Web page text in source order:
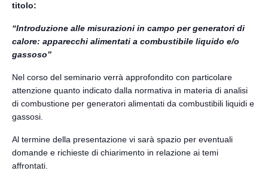
titolo:
“Introduzione alle misurazioni in campo per generatori di
calore: apparecchi alimentati a combustibile liquido e/o
gassoso”
Nel corso del seminario verrà approfondito con particolare
attenzione quanto indicato dalla normativa in materia di analisi
di combustione per generatori alimentati da combustibili liquidi e
gassosi.
Al termine della presentazione vi sarà spazio per eventuali
domande e richieste di chiarimento in relazione ai temi
affrontati.